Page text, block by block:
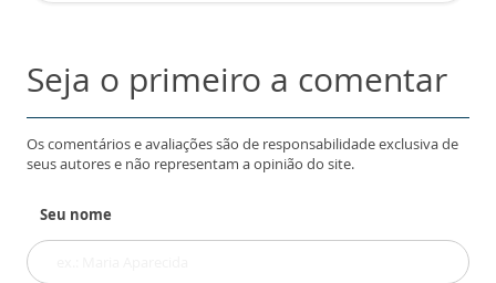
Seja o primeiro a comentar
Os comentários e avaliações são de responsabilidade exclusiva de
seus autores e não representam a opinião do site.
Seu nome